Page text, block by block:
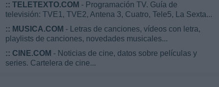
:: TELETEXTO.COM - Programación TV. Guía de
televisión: TVE1, TVE2, Antena 3, Cuatro, Tele5, La Sexta...
:: MUSICA.COM - Letras de canciones, vídeos con letra,
playlists de canciones, novedades musicales...
:: CINE.COM - Noticias de cine, datos sobre películas y
series. Cartelera de cine...